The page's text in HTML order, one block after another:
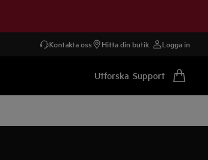
Kontakta oss Hitta din butik Logga in
Utforska Support